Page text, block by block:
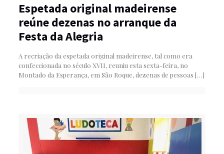
Espetada original madeirense
reúne dezenas no arranque da
Festa da Alegria
A recriação da espetada original madeirense, tal como era
confeccionada no século XVII, reuniu esta sexta-feira, no
Montado da Esperança, em São Roque, dezenas de pessoas […]